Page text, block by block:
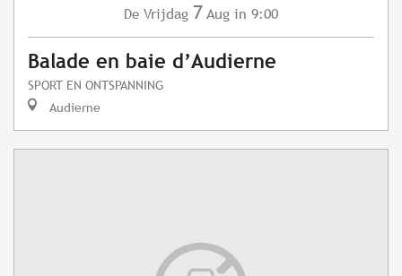
De Vrijdag 7 Aug in 9:00
Balade en baie d’Audierne
SPORT EN ONTSPANNING
Audierne